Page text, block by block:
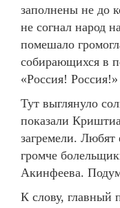
заполнены не до
не согнал народ
помешало
собирающихся в
«Россия! Россия!»
Тут выглянуло
показали
загремели.
громче
Акинфеева.
К слову, главный